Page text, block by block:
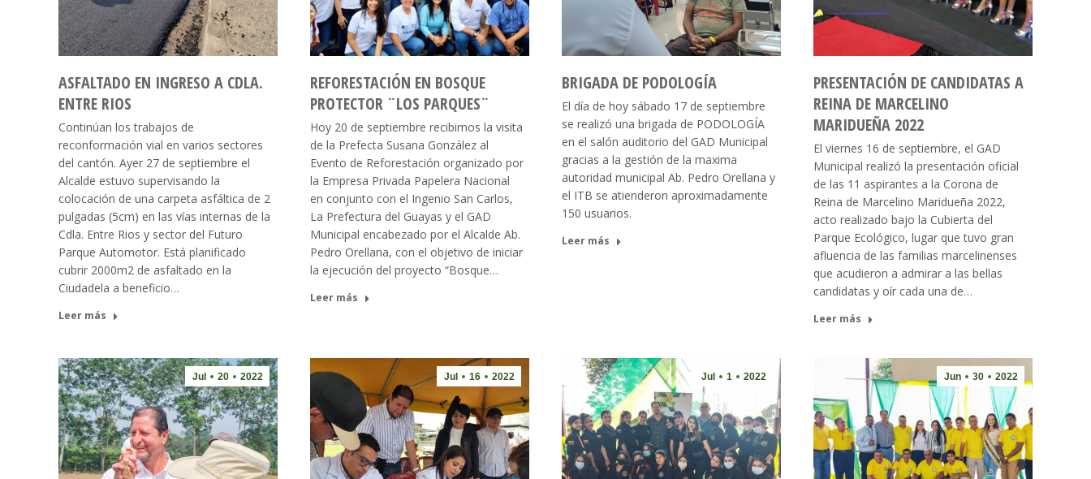
ASFALTADO EN INGRESO A CDLA.
ENTRE RIOS
Continúan los trabajos de
reconformación vial en varios sectores
del cantón. Ayer 27 de septiembre el
Alcalde estuvo supervisando la
colocación de una carpeta asfáltica de 2
pulgadas (5cm) en las vías internas de la
Cdla. Entre Rios y sector del Futuro
Parque Automotor. Está planificado
cubrir 2000m2 de asfaltado en la
Ciudadela a beneficio…
Leer más
REFORESTACIÓN EN BOSQUE
PROTECTOR ¨LOS PARQUES¨
Hoy 20 de septiembre recibimos la visita
de la Prefecta Susana González al
Evento de Reforestación organizado por
la Empresa Privada Papelera Nacional
en conjunto con el Ingenio San Carlos,
La Prefectura del Guayas y el GAD
Municipal encabezado por el Alcalde Ab.
Pedro Orellana, con el objetivo de iniciar
la ejecución del proyecto “Bosque…
Leer más
BRIGADA DE PODOLOGÍA
El día de hoy sábado 17 de septiembre
se realizó una brigada de PODOLOGÍA
en el salón auditorio del GAD Municipal
gracias a la gestión de la maxima
autoridad municipal Ab. Pedro Orellana y
el ITB se atienderon aproximadamente
150 usuarios.
Leer más
PRESENTACIÓN DE CANDIDATAS A
REINA DE MARCELINO
MARIDUEÑA 2022
El viernes 16 de septiembre, el GAD
Municipal realizó la presentación oficial
de las 11 aspirantes a la Corona de
Reina de Marcelino Maridueña 2022,
acto realizado bajo la Cubierta del
Parque Ecológico, lugar que tuvo gran
afluencia de las familias marcelinenses
que acudieron a admirar a las bellas
candidatas y oír cada una de…
Leer más
Jul 20 2022 Jul 16 2022 Jul 1 2022 Jun 30 2022